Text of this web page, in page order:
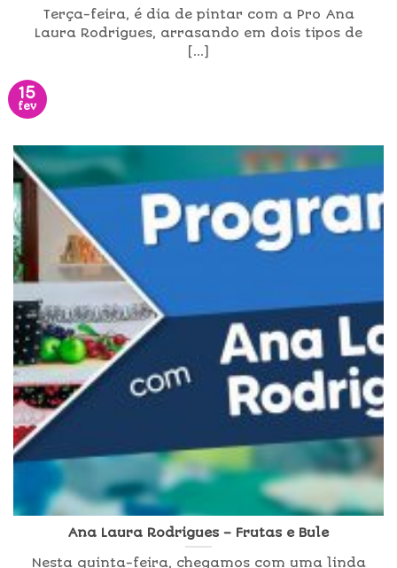
Terça-feira, é dia de pintar com a Pro Ana
Laura Rodrigues, arrasando em dois tipos de
[...]
15
fev
Ana Laura Rodrigues – Frutas e Bule
Nesta quinta-feira, chegamos com uma linda